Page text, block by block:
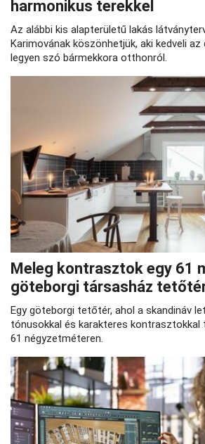
harmonikus terekkel
Az alábbi kis alapterületű lakás
Karimovának köszönhetjük, aki kedveli
legyen szó bármekkora otthonról.
Meleg kontrasztok egy 61
göteborgi társasház
Egy göteborgi tetőtér, ahol a skandináv
tónusokkal és karakteres kontrasztokkal
61 négyzetméteren.